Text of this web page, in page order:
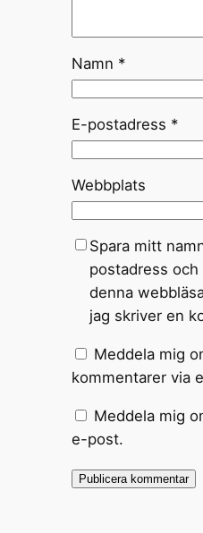
Namn *
E-postadress *
Webbplats
Spara mitt
postadress
denna
jag skriver en
Meddela mig
kommentarer via
Meddela mig
e-post.